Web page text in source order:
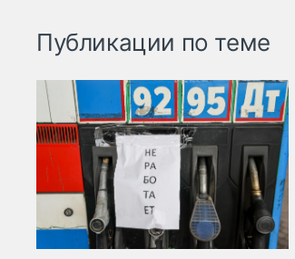
Публикации по теме